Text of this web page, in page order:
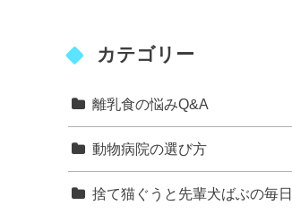
カテゴリー
離乳食の悩みQ&A
動物病院の選び方
捨て猫ぐうと先輩犬ばぶの毎日